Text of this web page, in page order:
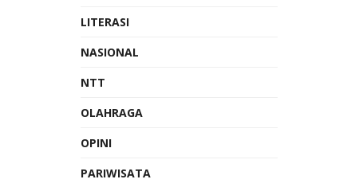
LITERASI
NASIONAL
NTT
OLAHRAGA
OPINI
PARIWISATA